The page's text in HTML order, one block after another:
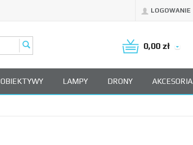
LOGOWANIE
0,00 zł
OBIEKTYWY LAMPY DRONY AKCESORIA